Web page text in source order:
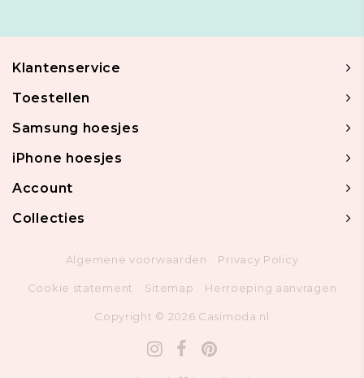
Klantenservice
Toestellen
Samsung hoesjes
iPhone hoesjes
Account
Collecties
Algemene voorwaarden Privacy Policy
Cookie statement Sitemap Herroeping aanvragen
Copyright © 2026 Casimoda.nl